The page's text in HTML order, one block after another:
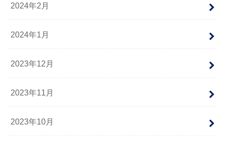
2024年2月
2024年1月
2023年12月
2023年11月
2023年10月